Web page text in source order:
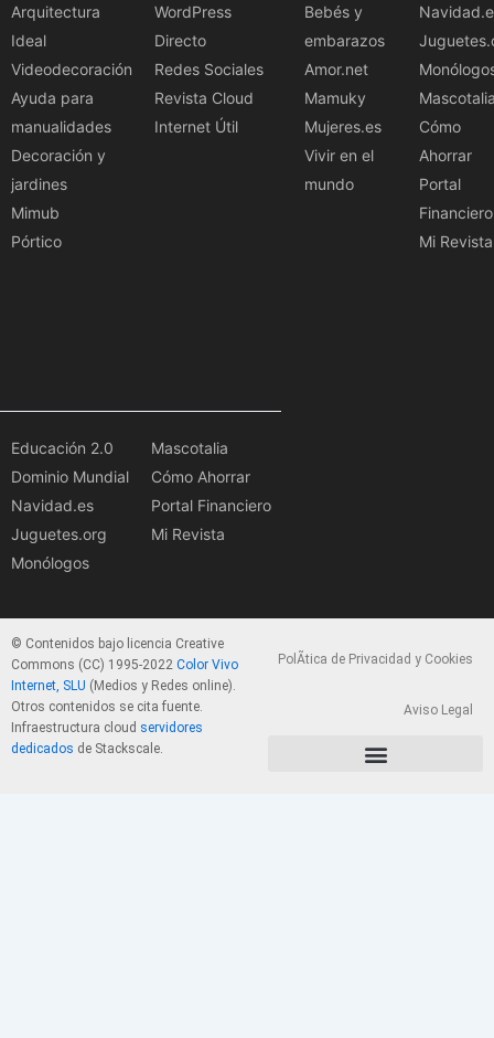
Arquitectura
Ideal
Videodecoración
Ayuda para
manualidades
Decoración y
jardines
Mimub
Pórtico
WordPress
Directo
Redes Sociales
Revista Cloud
Internet Útil
Bebés y
embarazos
Amor.net
Mamuky
Mujeres.es
Vivir en el
mundo
Cómo
Ahorrar
Portal
Financiero
Mi Revista
Educación 2.0
Dominio Mundial
Navidad.es
Juguetes.org
Monólogos
Mascotalia
Cómo Ahorrar
Portal Financiero
Mi Revista
© Contenidos bajo licencia Creative
Commons (CC) 1995-2022 Color Vivo
Internet, SLU (Medios y Redes online).
Otros contenidos se cita fuente.
Infraestructura cloud servidores
dedicados de Stackscale.
PolÃ­tica de Privacidad y Cookies
Aviso Legal